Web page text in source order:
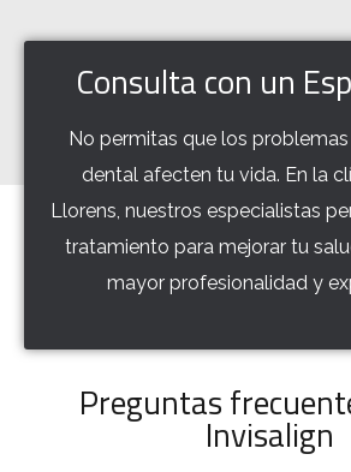
Consulta con un
No permitas que los
dental afecten tu vida. En la
Llorens, nuestros especialistas
tratamiento para mejorar tu
mayor profesionalidad y
Preguntas
Invisalign